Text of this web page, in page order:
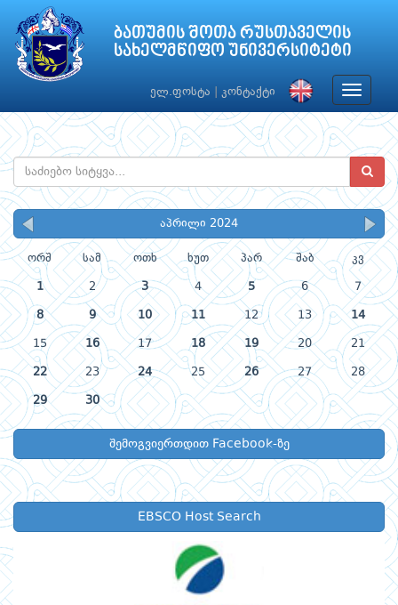
ბათუმის შოთა რუსთაველის
სახელმწიფო უნივერსიტეტი
ელ.ფოსტა კონტაქტი
Toggle
აპრილი 2024
ორშ სამ ოთხ ხუთ პარ შაბ კვ
1 2 3 4 5 6 7
8 9 10 11 12 13 14
15 16 17 18 19 20 21
22 23 24 25 26 27 28
29 30
შემოგვიერთდით Facebook-ზე
EBSCO Host Search